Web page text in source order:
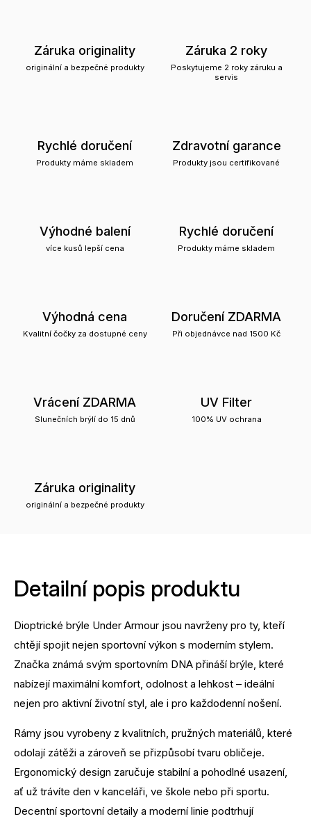
Záruka originality
originální a bezpečné produkty
Záruka 2 roky
Poskytujeme 2 roky záruku a
servis
Rychlé doručení
Produkty máme skladem
Zdravotní garance
Produkty jsou certifikované
Výhodné balení
více kusů lepší cena
Rychlé doručení
Produkty máme skladem
Výhodná cena
Kvalitní čočky za dostupné ceny
Doručení ZDARMA
Při objednávce nad 1500 Kč
Vrácení ZDARMA
Slunečních brýlí do 15 dnů
UV Filter
100% UV ochrana
Záruka originality
originální a bezpečné produkty
Detailní popis produktu
Dioptrické brýle Under Armour jsou navrženy pro ty, kteří
chtějí spojit nejen sportovní výkon s moderním stylem.
Značka známá svým sportovním DNA přináší brýle, které
nabízejí maximální komfort, odolnost a lehkost – ideální
nejen pro aktivní životní styl, ale i pro každodenní nošení.
Rámy jsou vyrobeny z kvalitních, pružných materiálů, které
odolají zátěži a zároveň se přizpůsobí tvaru obličeje.
Ergonomický design zaručuje stabilní a pohodlné usazení,
ať už trávíte den v kanceláři, ve škole nebo při sportu.
Decentní sportovní detaily a moderní linie podtrhují